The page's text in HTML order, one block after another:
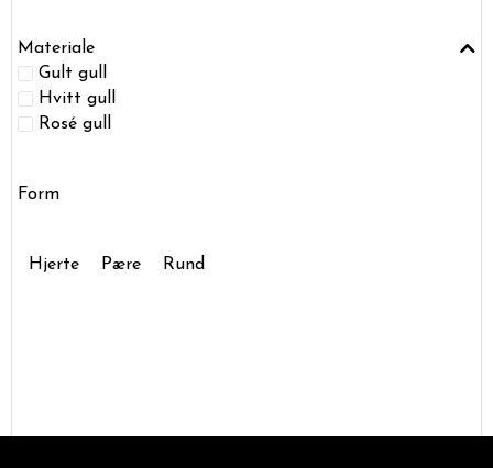
Materiale
Gult gull
Hvitt gull
Rosé gull
Form
Hjerte Pære Rund